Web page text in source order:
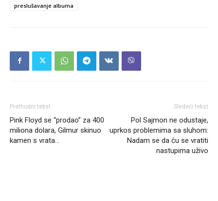
preslušavanje albuma
Prethodni tekst
Pink Floyd se “prodao” za 400
miliona dolara, Gilmur skinuo
kamen s vrata…
Sledeći tekst
Pol Sajmon ne odustaje,
uprkos problemima sa sluhom:
Nadam se da ću se vratiti
nastupima uživo